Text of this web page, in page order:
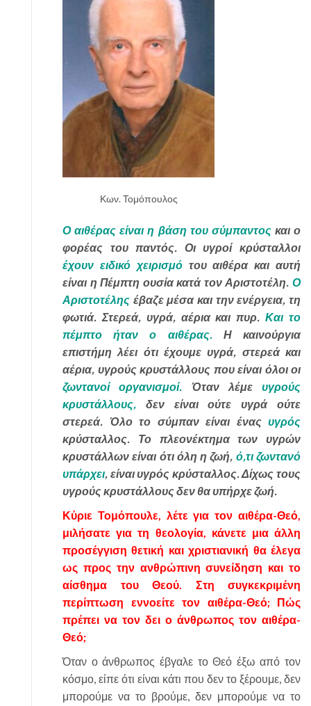
Κων. Τομόπουλος
Ο αιθέρας είναι η βάση του σύμπαντοςκαι ο
φορέας του παντός. Οι υγροί κρύσταλλοι
έχουν ειδικό χειρισμότου αιθέρα και αυτή
είναι η Πέμπτη ουσία κατά τον Αριστοτέλη. Ο
Αριστοτέλης έβαζε μέσα και την ενέργεια, τη
φωτιά. Στερεά, υγρά, αέρια και πυρ.Και το
πέμπτο ήταν ο αιθέρας.Η καινούργια
επιστήμη λέει ότι έχουμε υγρά, στερεά και
αέρια, υγρούς κρυστάλλους που είναι όλοι οι
ζωντανοί οργανισμοί. Όταν λέμε υγρούς
κρυστάλλους, δεν είναι ούτε υγρά ούτε
στερεά. Όλο το σύμπαν είναι ένας υγρός
κρύσταλλος. Το πλεονέκτημα των υγρών
κρυστάλλων είναι ότι όλη η ζωή, ό,τι ζωντανό
υπάρχει, είναι υγρός κρύσταλλος. Δίχως τους
υγρούς κρυστάλλους δεν θα υπήρχε ζωή.
Κύριε Τομόπουλε, λέτε για τον αιθέρα-Θεό,
μιλήσατε για τη θεολογία, κάνετε μια άλλη
προσέγγιση θετική και χριστιανική θα έλεγα
ως προς την ανθρώπινη συνείδηση και το
αίσθημα του Θεού. Στη συγκεκριμένη
περίπτωση εννοείτε τον αιθέρα-Θεό; Πώς
πρέπει να τον δει ο άνθρωπος τον αιθέρα-
Θεό;
Όταν ο άνθρωπος έβγαλε το Θεό έξω από τον
κόσμο, είπε ότι είναι κάτι που δεν το ξέρουμε, δεν
μπορούμε να το βρούμε, δεν μπορούμε να το